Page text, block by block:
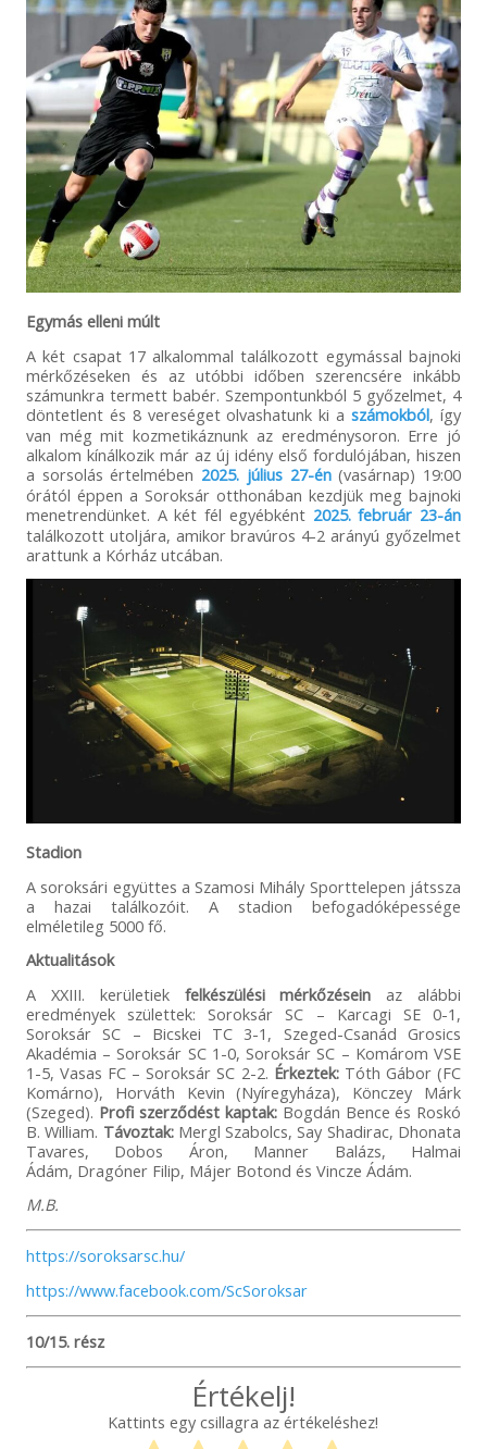
Egymás elleni múlt
A két csapat 17 alkalommal találkozott egymással bajnoki
mérkőzéseken és az utóbbi időben szerencsére inkább
számunkra termett babér. Szempontunkból 5 győzelmet, 4
döntetlent és 8 vereséget olvashatunk ki aszámokból, így
van még mit kozmetikáznunk az eredménysoron. Erre jó
alkalom kínálkozik már az új idény első fordulójában, hiszen
a sorsolás értelmében 2025. július 27-én(vasárnap) 19:00
órától éppen a Soroksár otthonában kezdjük meg bajnoki
menetrendünket. A két fél egyébként 2025. február 23-án
találkozott utoljára, amikor bravúros 4-2 arányú győzelmet
arattunk a Kórház utcában.
Stadion
A soroksári együttes a Szamosi Mihály Sporttelepen játssza
a hazai találkozóit. A stadion befogadóképessége
elméletileg 5000 fő.
Aktualitások
A XXIII. kerületiek felkészülési mérkőzésein az alábbi
eredmények születtek: Soroksár SC – Karcagi SE 0-1,
Soroksár SC – Bicskei TC 3-1, Szeged-Csanád Grosics
Akadémia – Soroksár SC 1-0, Soroksár SC – Komárom VSE
1-5, Vasas FC – Soroksár SC 2-2. Érkeztek:Tóth Gábor (FC
Komárno), Horváth Kevin (Nyíregyháza), Könczey Márk
(Szeged). Profi szerződést kaptak: Bogdán Bence és Roskó
B. William. Távoztak:Mergl Szabolcs, Say Shadirac, Dhonata
Tavares, Dobos Áron, Manner Balázs, Halmai
Ádám, Dragóner Filip, Májer Botond és Vincze Ádám.
M.B.
https://soroksarsc.hu/
https://www.facebook.com/ScSoroksar
10/15. rész
Értékelj!
Kattints egy csillagra az értékeléshez!